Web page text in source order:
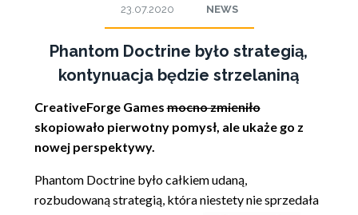
23.07.2020 NEWS
Phantom Doctrine było strategią,
kontynuacja będzie strzelaniną
CreativeForge Gamesmocno zmieniło
skopiowało pierwotny pomysł, ale ukaże go z
nowej perspektywy.
Phantom Doctrine było całkiem udaną,
rozbudowaną strategią, która niestety nie sprzedała